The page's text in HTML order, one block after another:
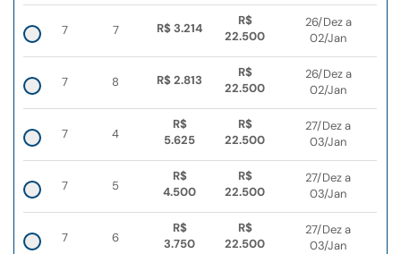
7 7 R$ 3.214
R$
22.500
26/Dez a
02/Jan
7 8 R$ 2.813
R$
22.500
26/Dez a
02/Jan
7 4
R$
5.625
R$
22.500
27/Dez a
03/Jan
7 5
R$
4.500
R$
22.500
27/Dez a
03/Jan
7 6
R$
3.750
R$
22.500
27/Dez a
03/Jan